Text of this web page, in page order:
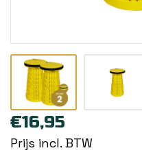
€16,95
Prijs incl. BTW